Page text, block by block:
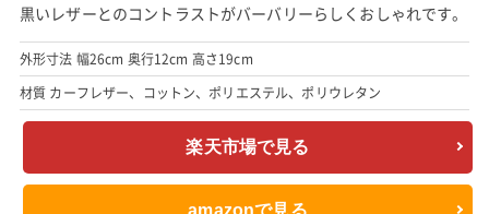
黒いレザーとのコントラストがバーバリーらしくおしゃれです。
外形寸法 幅26cm 奥行12cm 高さ19cm
材質 カーフレザー、コットン、ポリエステル、ポリウレタン
楽天市場で見る